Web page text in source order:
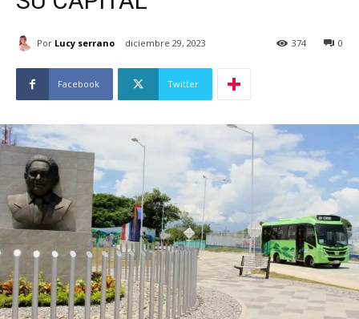
Por Lucy serrano diciembre 29, 2023 0
374
Facebook Twitter